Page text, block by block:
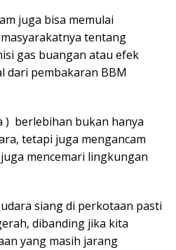
juga bisa memulai
tentang
gas buangan atau efek
dari pembakaran BBM
) berlebihan bukan hanya
tetapi juga mengancam
mencemari lingkungan
siang di perkotaan pasti
dibanding jika kita
yang masih jarang